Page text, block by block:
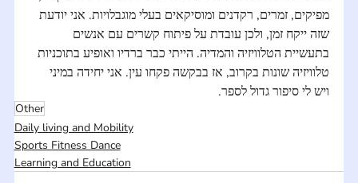
מפיקים, זמרים, רקדנים ומוסיקאים בעלי מוגבלויות. אני יודעת
שזה ייקח זמן, ולכן עובדת על פיתוח קשרים עם אנשים
בתעשיית הטלוויזיה והמדיה. הייתי כבר ברדיו ואופיע בתוכניות
טלוויזיה שונות בקרוב, אז בבקשה פקחו עין. אני יחידה במיני
ויש לי סיפור גדול לספר.
Other
Daily living and Mobility
Sports Fitness Dance
Learning and Education